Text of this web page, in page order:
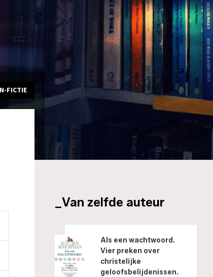
FICTIE
_Van zelfde auteur
Als een wachtwoord.
Vier preken over
christelijke
geloofsbelijdenissen.